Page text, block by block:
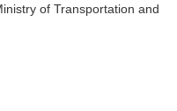
of Transportation and